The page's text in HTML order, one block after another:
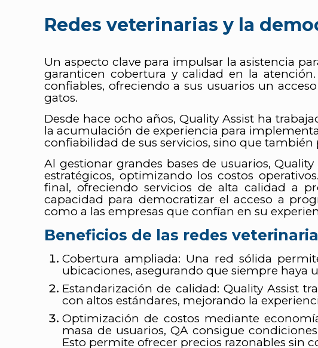
Redes veterinarias y la
Un aspecto clave para impulsar la asistencia
garanticen cobertura y calidad en la
confiables, ofreciendo a sus usuarios un
gatos.
Desde hace ocho años, Quality Assist ha
la acumulación de experiencia para
confiabilidad de sus servicios, sino que
Al gestionar grandes bases de usuarios,
estratégicos, optimizando los costos
final, ofreciendo servicios de alta calidad a
capacidad para democratizar el acceso a
como a las empresas que confían en su
Beneficios de las redes
Cobertura ampliada: Una red sólida
ubicaciones, asegurando que siempre haya
Estandarización de calidad: Quality Assist
con altos estándares, mejorando la
Optimización de costos mediante
masa de usuarios, QA consigue
Esto permite ofrecer precios razonables sin